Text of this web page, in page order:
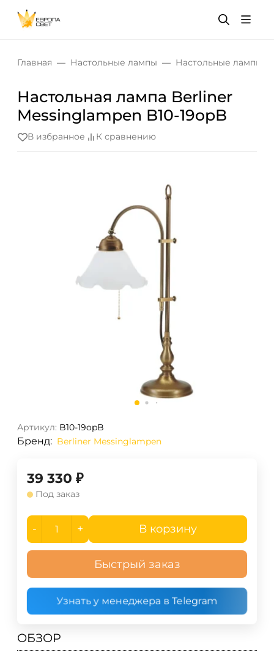
Главная Настольные лампы Настольные лампы
Настольная лампа Berliner
Messinglampen B10-19opB
В избранное К сравнению
Артикул: B10-19opB
Бренд: Berliner Messinglampen
39 330 ₽
Под заказ
- + В корзину
Быстрый заказ
Узнать у менеджера в Telegram
ОБЗОР